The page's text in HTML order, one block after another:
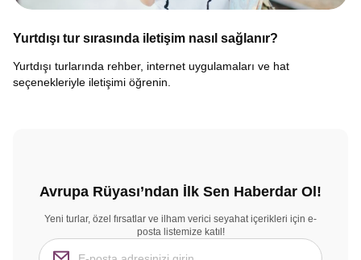
Yurtdışı tur sırasında iletişim nasıl sağlanır?
Yurtdışı turlarında rehber, internet uygulamaları ve hat
seçenekleriyle iletişimi öğrenin.
Avrupa Rüyası’ndan İlk Sen Haberdar Ol!
Yeni turlar, özel fırsatlar ve ilham verici seyahat içerikleri için e-
posta listemize katıl!